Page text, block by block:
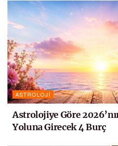
ASTROLOJI
Astrolojiye Göre
Yoluna Girecek 4 Burç